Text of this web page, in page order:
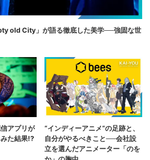
old City」が語る徹底した美学──強固な世
アプリが
た結果!?
“インディーアニメ“の足跡と、
自分がやるべきこと──会社設
立を選んだアニメーター「のを